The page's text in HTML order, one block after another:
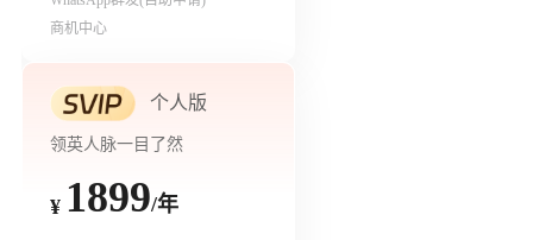
商机中心
个人版
领英人脉一目了然
¥ 1899/年